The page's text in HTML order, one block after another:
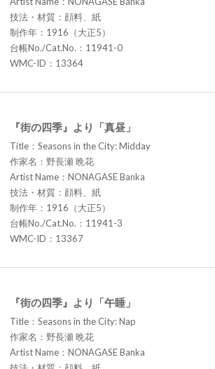
技法・材質：顔料、紙
制作年：1916（大正5）
台帳No./Cat.No.：11941-0
WMC-ID：13364
『街の四季』より「真昼」
Title：Seasons in the City: Midday
作家名：野長瀬 晩花
Artist Name：NONAGASE Banka
技法・材質：顔料、紙
制作年：1916（大正5）
台帳No./Cat.No.：11941-3
WMC-ID：13367
『街の四季』より「午睡」
Title：Seasons in the City: Nap
作家名：野長瀬 晩花
Artist Name：NONAGASE Banka